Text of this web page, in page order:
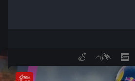
Best Of - Die